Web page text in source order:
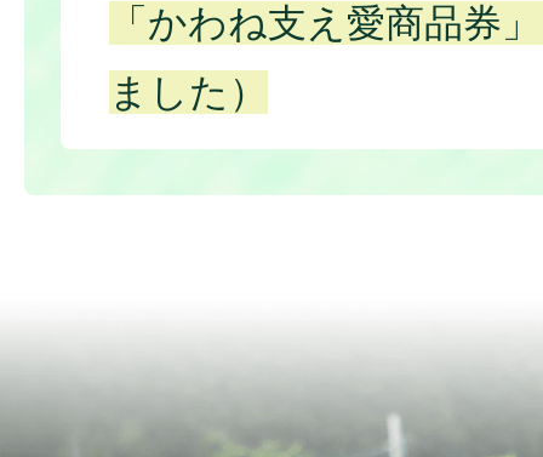
「かわね支え愛商品券
ました）